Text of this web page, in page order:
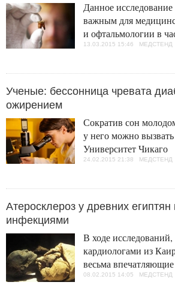
Данное исследование
важным для
и офтальмологии в
13.03.2015 15:46 МЕДСТЕНД
Ученые: бессонница чревата
ожирением
Сократив сон
у него можно
Университет Чикаго
24.02.2015 21:38 МЕДСТЕНД
Атеросклероз у древних
инфекциями
В ходе
кардиологами из
весьма
08.02.2015 14:05 МЕДСТЕНД